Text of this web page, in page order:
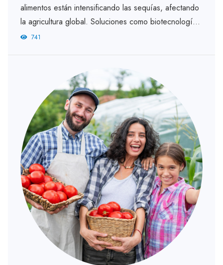
alimentos están intensificando las sequías, afectando
la agricultura global. Soluciones como biotecnología y
mejoramiento genético permiten desarrollar...
741